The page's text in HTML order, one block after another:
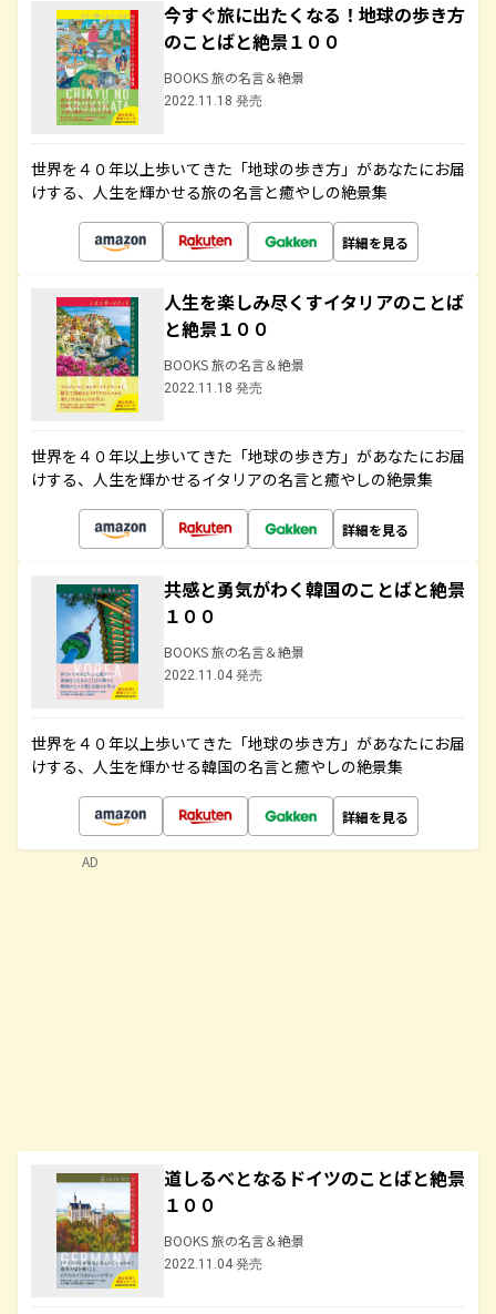
今すぐ旅に出たくなる！地球の歩き方
のことばと絶景１００
BOOKS 旅の名言＆絶景
2022.11.18 発売
世界を４０年以上歩いてきた「地球の歩き方」があなたにお届
けする、人生を輝かせる旅の名言と癒やしの絶景集
詳細を見る
人生を楽しみ尽くすイタリアのことば
と絶景１００
BOOKS 旅の名言＆絶景
2022.11.18 発売
世界を４０年以上歩いてきた「地球の歩き方」があなたにお届
けする、人生を輝かせるイタリアの名言と癒やしの絶景集
詳細を見る
共感と勇気がわく韓国のことばと絶景
１００
BOOKS 旅の名言＆絶景
2022.11.04 発売
世界を４０年以上歩いてきた「地球の歩き方」があなたにお届
けする、人生を輝かせる韓国の名言と癒やしの絶景集
詳細を見る
道しるべとなるドイツのことばと絶景
１００
BOOKS 旅の名言＆絶景
2022.11.04 発売
AD